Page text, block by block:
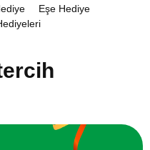
750 TL
Eşe Hediye